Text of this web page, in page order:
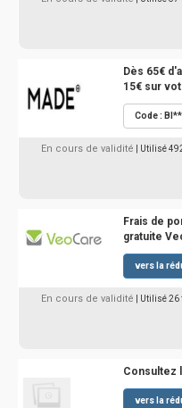
Dès 65€
15€ sur
Code :
En cours de validité | Utilisé
Frais de
gratuite
vers la
En cours de validité | Utilisé 26
Consultez
vers la